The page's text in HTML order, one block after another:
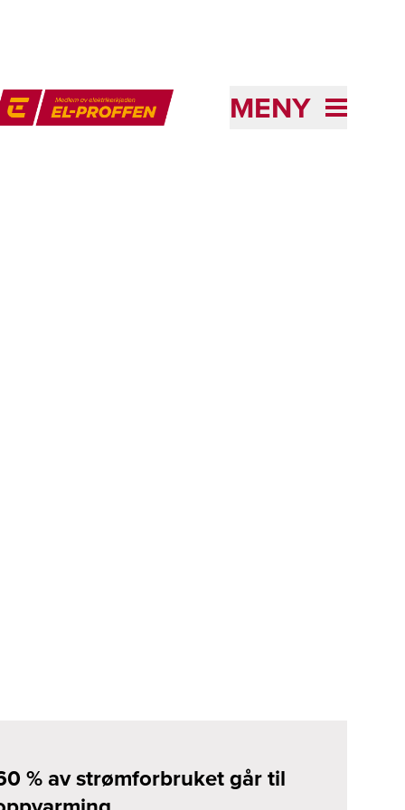
MENY
% av strømforbruket går til